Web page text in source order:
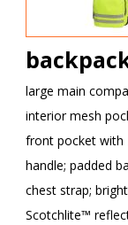
large main
interior mesh
front pocket with
handle; padded
chest strap;
Scotchlite™